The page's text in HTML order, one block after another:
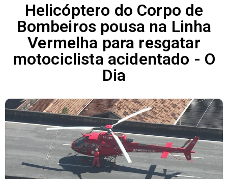
Helicóptero do Corpo de
Bombeiros pousa na Linha
Vermelha para resgatar
motociclista acidentado - O
Dia